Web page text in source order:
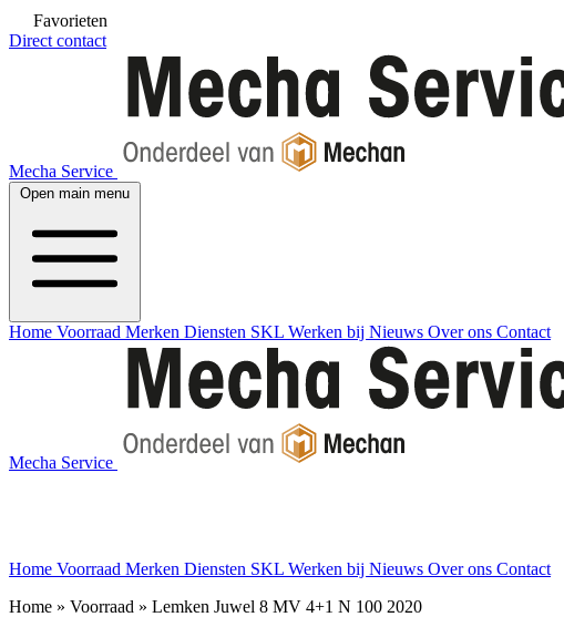
Favorieten
Direct contact
Mecha Service
Open main menu
Home Voorraad Merken Diensten SKL Werken bij Nieuws Over ons Contact
Mecha Service
Home Voorraad Merken Diensten SKL Werken bij Nieuws Over ons Contact
Home » Voorraad » Lemken Juwel 8 MV 4+1 N 100 2020